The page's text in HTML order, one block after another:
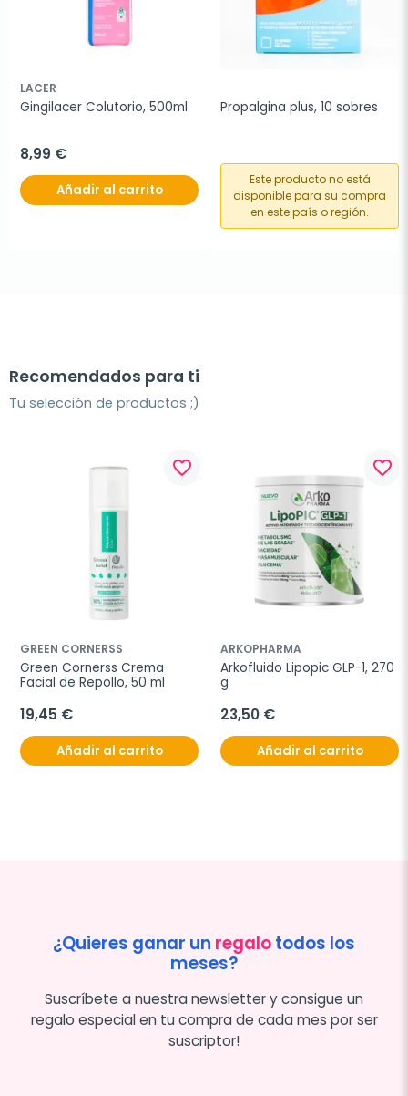
LACER
Gingilacer Colutorio, 500ml
8,99 €
Añadir al carrito
Propalgina plus, 10 sobres
Este producto no está
disponible para su compra
en este país o región.
Recomendados para ti
Tu selección de productos ;)
favorite_border
GREEN CORNERSS
Green Cornerss Crema
Facial de Repollo, 50 ml
19,45 €
Añadir al carrito
favorite_border
ARKOPHARMA
Arkofluido Lipopic GLP-1, 270
g
23,50 €
Añadir al carrito
¿Quieres ganar un regalotodos los
meses?
Suscríbete a nuestra newsletter y consigue un
regalo especial en tu compra de cada mes por ser
suscriptor!